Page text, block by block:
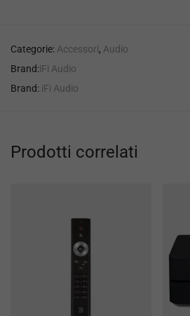
Categorie: Accessori, Audio
Brand:iFi Audio
Brand: iFi Audio
Prodotti correlati